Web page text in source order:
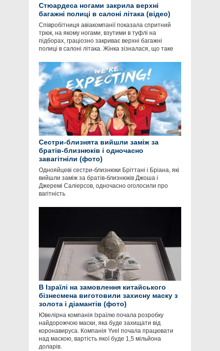
Стюардеса ногами закрила верхні
багажні полиці в салоні літака (відео)
Співробітниця авіакомпанії показала спритний
трюк, на якому ногами, взутими в туфлі на
підборах, граціозно закриває верхні багажні
полиці в салоні літака. Жінка зізналася, що таке
Сестри-близнята вийшли заміж за
братів-близнюків і одночасно
завагітніли (фото)
Однояйцеві сестри-близнюки Бріттані і Бріана, які
вийшли заміж за братів-близнюків Джоша і
Джеремі Саліерсов, одночасно оголосили про
вагітність
В Ізраїлі на замовлення китайського
бізнесмена виготовили захисну маску з
золота і діамантів (фото)
Ювелірна компанія Ізраїлю почала розробку
найдорожчою маски, яка буде захищати від
коронавируса. Компанія Yvel почала працювати
над маскою, вартість якої буде 1,5 мільйона
доларів.